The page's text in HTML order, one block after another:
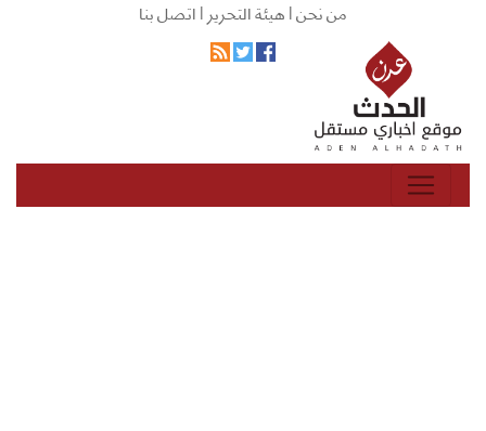
من نحن |هيئة التحرير |اتصل بنا